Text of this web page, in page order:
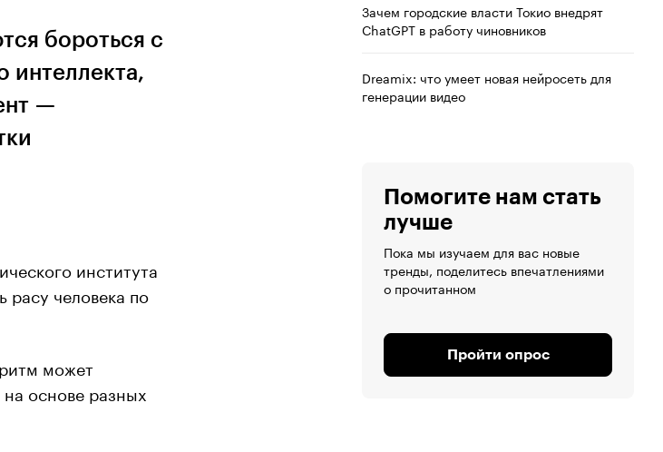
бороться с
интеллекта,
—
института
расу человека по
может
основе разных
Зачем городские власти Токио внедрят
ChatGPT в работу чиновников
Dreamix: что умеет новая нейросеть для
генерации видео
Помогите нам стать
лучше
Пока мы изучаем для вас новые
тренды, поделитесь впечатлениями
о прочитанном
Пройти опрос